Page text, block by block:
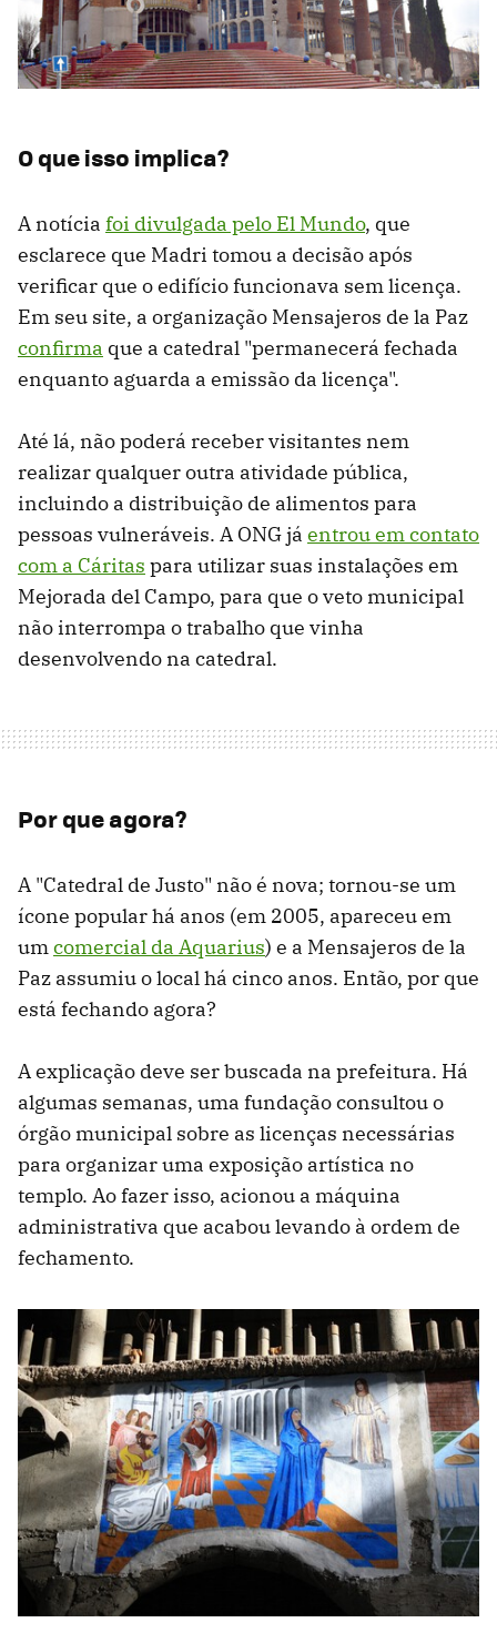
O que isso implica?
A notícia foi divulgada pelo El Mundo, que
esclarece que Madri tomou a decisão após
verificar que o edifício funcionava sem licença.
Em seu site, a organização Mensajeros de la Paz
confirma que a catedral "permanecerá fechada
enquanto aguarda a emissão da licença".
Até lá, não poderá receber visitantes nem
realizar qualquer outra atividade pública,
incluindo a distribuição de alimentos para
pessoas vulneráveis. A ONG já entrou em contato
com a Cáritas para utilizar suas instalações em
Mejorada del Campo, para que o veto municipal
não interrompa o trabalho que vinha
desenvolvendo na catedral.
Por que agora?
A "Catedral de Justo" não é nova; tornou-se um
ícone popular há anos (em 2005, apareceu em
umcomercial da Aquarius) e a Mensajeros de la
Paz assumiu o local há cinco anos. Então, por que
está fechando agora?
A explicação deve ser buscada na prefeitura. Há
algumas semanas, uma fundação consultou o
órgão municipal sobre as licenças necessárias
para organizar uma exposição artística no
templo. Ao fazer isso, acionou a máquina
administrativa que acabou levando à ordem de
fechamento.